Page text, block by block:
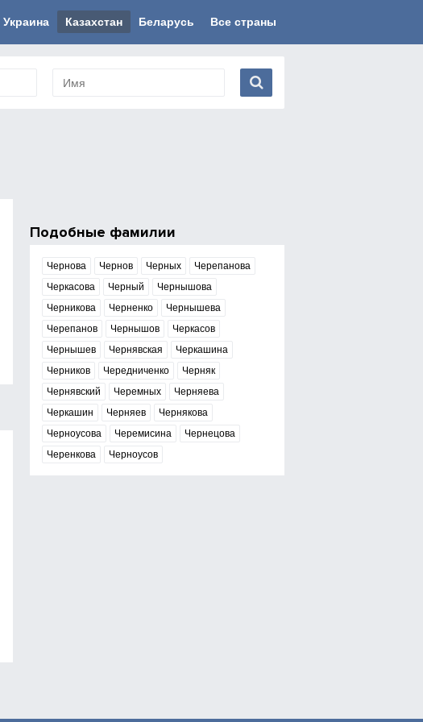
Украина Казахстан Беларусь Все страны
Подобные фамилии
Чернова Чернов Черных
Черепанова
Черкасова
Черный
Чернышова
Черникова
Черненко
Чернышева
Черепанов
Чернышов
Черкасов
Чернышев
Чернявская
Черкашина
Черников
Чередниченко
Черняк
Чернявский
Черемных
Черняева
Черкашин
Черняев
Чернякова
Черноусова
Черемисина
Чернецова
Черенкова
Черноусов